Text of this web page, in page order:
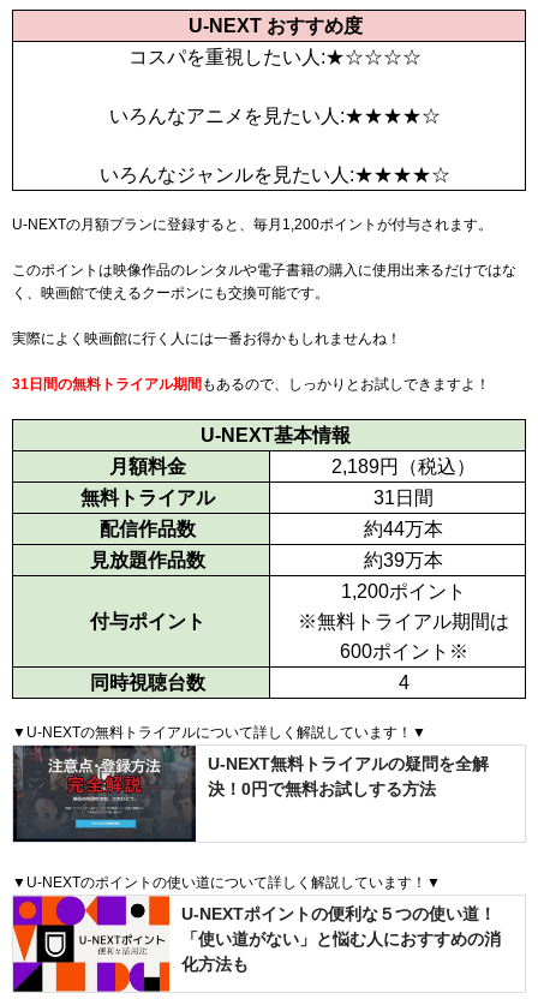
U-NEXT おすすめ度
コスパを重視したい人:★☆☆☆☆
いろんなアニメを見たい人:★★★★☆
いろんなジャンルを見たい人:★★★★☆
U-NEXTの月額プランに登録すると、毎月 1,200ポイントが付与されます。
このポイントは映像作品のレンタルや電子書籍の購入に使用出来るだけではな
く、映画館で使えるクーポンにも交換可能です。
実際によく映画館に行く人には一番お得かもしれませんね！
31日間の無料トライアル期間 もあるので、しっかりとお試しできますよ！
U-NEXT基本情報
月額料金
2,189円（税込）
無料トライアル
31日間
配信作品数
約44万本
見放題作品数
約39万本
付与ポイント
1,200ポイント
※無料トライアル期間は
600ポイント※
同時視聴台数
4
▼U-NEXTの無料トライアルについて詳しく解説しています！▼
U-NEXT無料トライアルの疑問を全解
決！0円で無料お試しする方法
▼U-NEXTのポイントの使い道について詳しく解説しています！▼
U-NEXTポイントの便利な５つの使い道！
「使い道がない」と悩む人におすすめの消
化方法も